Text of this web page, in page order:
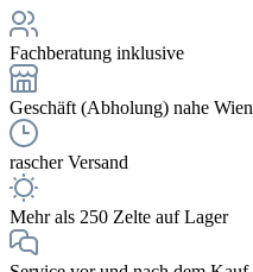
Fachberatung inklusive
Geschäft (Abholung) nahe Wien
rascher Versand
Mehr als 250 Zelte auf Lager